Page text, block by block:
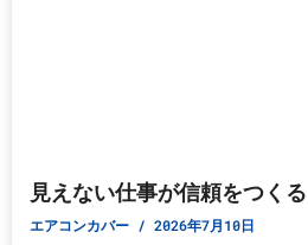
見えない仕事が信頼をつくる
エアコンカバー 2026年7月10日